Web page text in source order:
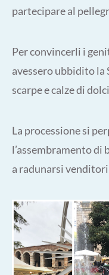
partecipare al
Per convincerli i
avessero ubbidito
scarpe e calze di
La processione si
l’assembramento di
a radunarsi